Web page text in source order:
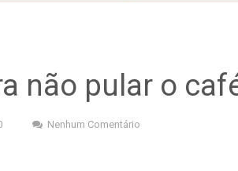
não pular o
Nenhum Comentário